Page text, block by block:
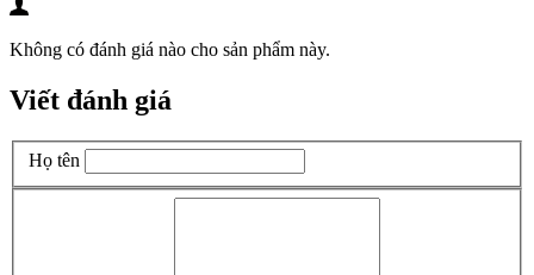
Không có đánh giá nào cho sản phẩm này.
Viết đánh giá
Họ tên